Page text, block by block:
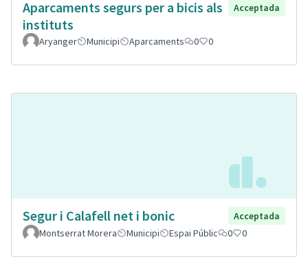
Aparcaments segurs per a bicis als
instituts
Acceptada
Aryanger Municipi Aparcaments 0 0
Segur i Calafell net i bonic
Acceptada
Montserrat Morera
Municipi Espai Públic 0 0